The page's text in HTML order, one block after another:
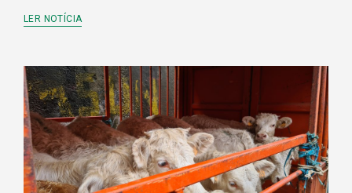
LER NOTÍCIA